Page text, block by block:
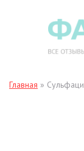
Главная »